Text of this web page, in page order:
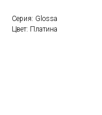
Серия: Glossa
Цвет: Платина